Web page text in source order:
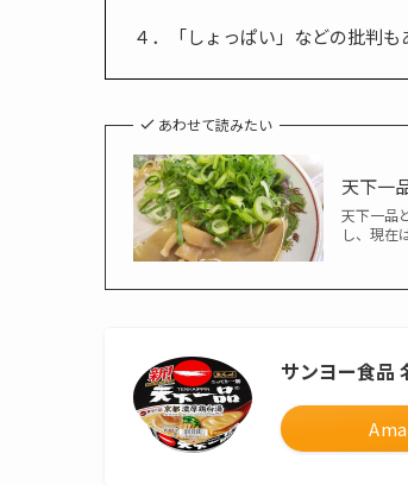
４．「しょっぱい」などの批判
あわせて読みたい
天下一
天下一品
し、現在
サンヨー食品